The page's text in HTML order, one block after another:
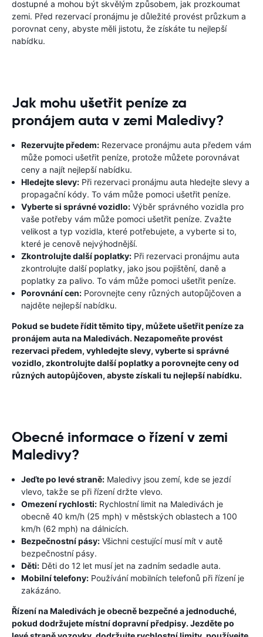
dostupné a mohou být skvělým způsobem, jak prozkoumat
zemi. Před rezervací pronájmu je důležité provést průzkum a
porovnat ceny, abyste měli jistotu, že získáte tu nejlepší
nabídku.
Jak mohu ušetřit peníze za
pronájem auta v zemi Maledivy?
Rezervujte předem: Rezervace pronájmu auta předem vám
může pomoci ušetřit peníze, protože můžete porovnávat
ceny a najít nejlepší nabídku.
Hledejte slevy: Při rezervaci pronájmu auta hledejte slevy a
propagační kódy. To vám může pomoci ušetřit peníze.
Vyberte si správné vozidlo: Výběr správného vozidla pro
vaše potřeby vám může pomoci ušetřit peníze. Zvažte
velikost a typ vozidla, které potřebujete, a vyberte si to,
které je cenově nejvýhodnější.
Zkontrolujte další poplatky: Při rezervaci pronájmu auta
zkontrolujte další poplatky, jako jsou pojištění, daně a
poplatky za palivo. To vám může pomoci ušetřit peníze.
Porovnání cen: Porovnejte ceny různých autopůjčoven a
najděte nejlepší nabídku.
Pokud se budete řídit těmito tipy, můžete ušetřit peníze za
pronájem auta na Maledivách. Nezapomeňte provést
rezervaci předem, vyhledejte slevy, vyberte si správné
vozidlo, zkontrolujte další poplatky a porovnejte ceny od
různých autopůjčoven, abyste získali tu nejlepší nabídku.
Obecné informace o řízení v zemi
Maledivy?
Jeďte po levé straně: Maledivy jsou zemí, kde se jezdí
vlevo, takže se při řízení držte vlevo.
Omezení rychlosti: Rychlostní limit na Maledivách je
obecně 40 km/h (25 mph) v městských oblastech a 100
km/h (62 mph) na dálnicích.
Bezpečnostní pásy: Všichni cestující musí mít v autě
bezpečnostní pásy.
Děti: Děti do 12 let musí jet na zadním sedadle auta.
Mobilní telefony: Používání mobilních telefonů při řízení je
zakázáno.
Řízení na Maledivách je obecně bezpečné a jednoduché,
pokud dodržujete místní dopravní předpisy. Jezděte po